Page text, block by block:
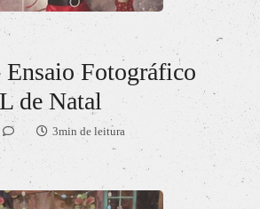
Fotográfico
de Natal
3min de leitura